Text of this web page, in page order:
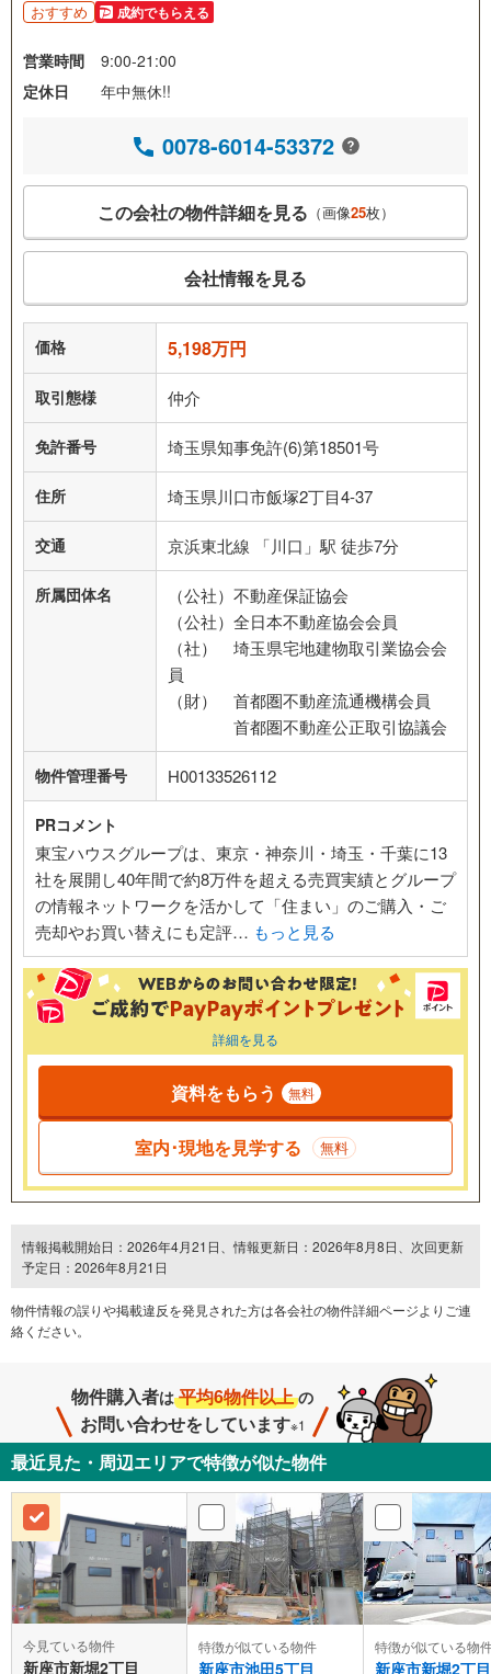
おすすめ 成約でもらえる
営業時間
9:00-21:00
定休日
年中無休!!
0078-6014-53372
この会社の物件詳細を見る （画像25枚）
会社情報を見る
価格 5,198万円
取引態様 仲介
免許番号 埼玉県知事免許(6)第18501号
住所 埼玉県川口市飯塚2丁目4-37
交通 京浜東北線 「川口」駅 徒歩7分
所属団体名
（公社）不動産保証協会
（公社）全日本不動産協会会員
（社） 埼玉県宅地建物取引業協会会
員
（財） 首都圏不動産流通機構会員
首都圏不動産公正取引協議会
物件管理番号 H00133526112
PRコメント
東宝ハウスグループは、東京・神奈川・埼玉・千葉に13
社を展開し40年間で約8万件を超える売買実績とグループ
の情報ネットワークを活かして「住まい」のご購入・ご
売却やお買い替えにも定評… もっと見る
詳細を見る
資料をもらう 無料
室内･現地を見学する 無料
情報掲載開始日：2026年4月21日、情報更新日：2026年8月8日、次回更新
予定日：2026年8月21日
物件情報の誤りや掲載違反を発⾒された方は各会社の物件詳細ページよりご連
絡ください。
物件購入者は 平均6物件以上 の
お問い合わせをしています※1
最近見た・周辺エリアで特徴が似た物件
今見ている物件
新座市新堀2丁目
特徴が似ている物件
新座市池田5丁目
特徴が似ている物
新座市新堀2丁目